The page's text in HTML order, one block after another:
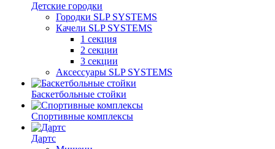
Детские городки
Городки SLP SYSTEMS
Качели SLP SYSTEMS
1 секция
2 секции
3 секции
Аксессуары SLP SYSTEMS
Баскетбольные стойки
Спортивные комплексы
Дартс